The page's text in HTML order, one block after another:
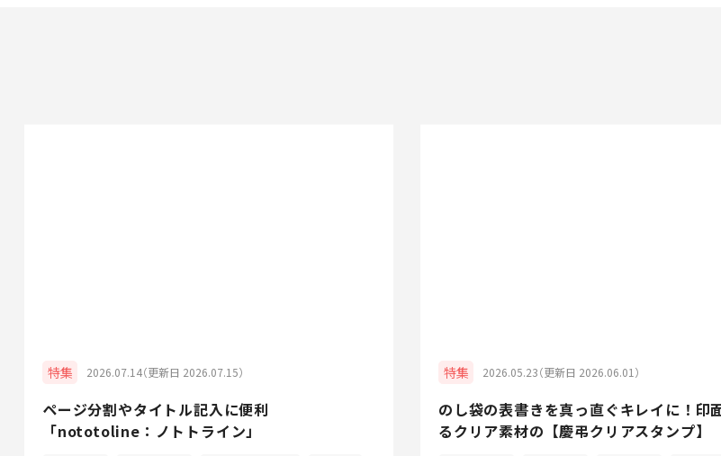
特集 2026.07.14（更新日 2026.07.15）
ページ分割やタイトル記入に便利
「nototoline：ノトトライン」
特集 2026.05.23（更新日 2026.06.01）
のし袋の表書きを真っ直ぐキレイに！印
るクリア素材の【慶弔クリアスタンプ】